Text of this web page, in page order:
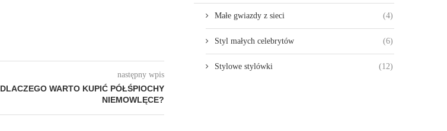
następny wpis
DLACZEGO WARTO KUPIĆ PÓŁŚPIOCHY
NIEMOWLĘCE?
Małe gwiazdy z sieci (4)
Styl małych celebrytów (6)
Stylowe stylówki (12)